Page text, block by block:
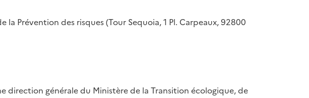
Prévention des risques (Tour Sequoia, 1 Pl. Carpeaux, 92800
direction générale du Ministère de la Transition écologique, de